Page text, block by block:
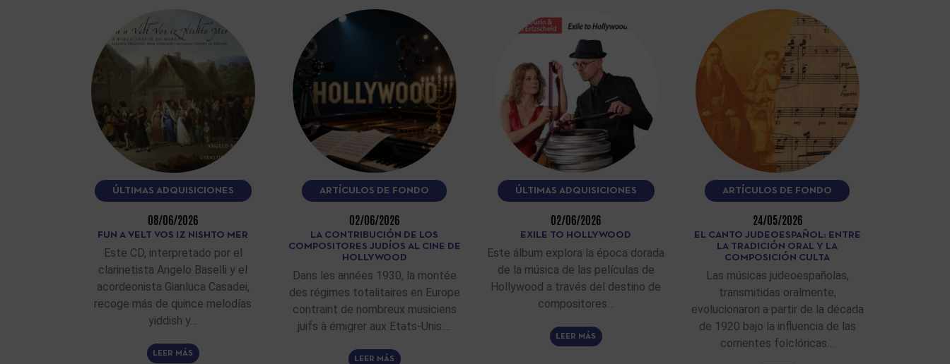
ÚLTIMAS ADQUISICIONES
08/06/2026
FUN A VELT VOS IZ NISHTO MER
Este CD, interpretado por el
clarinetista Angelo Baselli y el
acordeonista Gianluca Casadei,
recoge más de quince melodías
yiddish y…
LEER MÁS
ARTÍCULOS DE FONDO
02/06/2026
LA CONTRIBUCIÓN DE LOS
COMPOSITORES JUDÍOS AL CINE DE
HOLLYWOOD
Dans les années 1930, la montée
des régimes totalitaires en Europe
contraint de nombreux musiciens
juifs à émigrer aux Etats-Unis.…
LEER MÁS
ÚLTIMAS ADQUISICIONES
02/06/2026
EXILE TO HOLLYWOOD
Este álbum explora la época dorada
de la música de las películas de
Hollywood a través del destino de
compositores…
LEER MÁS
ARTÍCULOS DE FONDO
24/05/2026
EL CANTO JUDEOESPAÑOL: ENTRE
LA TRADICIÓN ORAL Y LA
COMPOSICIÓN CULTA
Las músicas judeoespañolas,
transmitidas oralmente,
evolucionaron a partir de la década
de 1920 bajo la influencia de las
corrientes folclóricas…